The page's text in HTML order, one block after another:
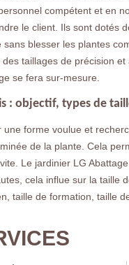
compétent et en
le client. Ils sont dotés
blesser les plantes
taillages de précision
se fera sur-mesure.
: objectif, types de
une forme voulue et
de la plante. Cela
Le jardinier LG
cela influe sur la taille
taille de formation, taille